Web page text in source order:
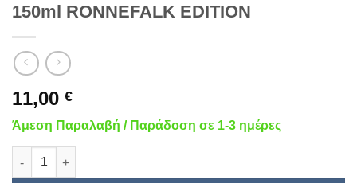
150ml RONNEFALK EDITION
11,00 €
Άμεση Παραλαβή / Παράδοση σε 1-3 ημέρες
XTR 100% pure silicone oil 50.000cst 150ml RONNEFALK